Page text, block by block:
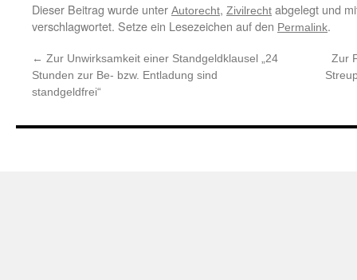
Dieser Beitrag wurde unter Autorecht, Zivilrecht abgelegt und
verschlagwortet. Setze ein Lesezeichen auf den Permalink.
← Zur Unwirksamkeit einer Standgeldklausel „24
Stunden zur Be- bzw. Entladung sind
standgeldfrei“
Zur